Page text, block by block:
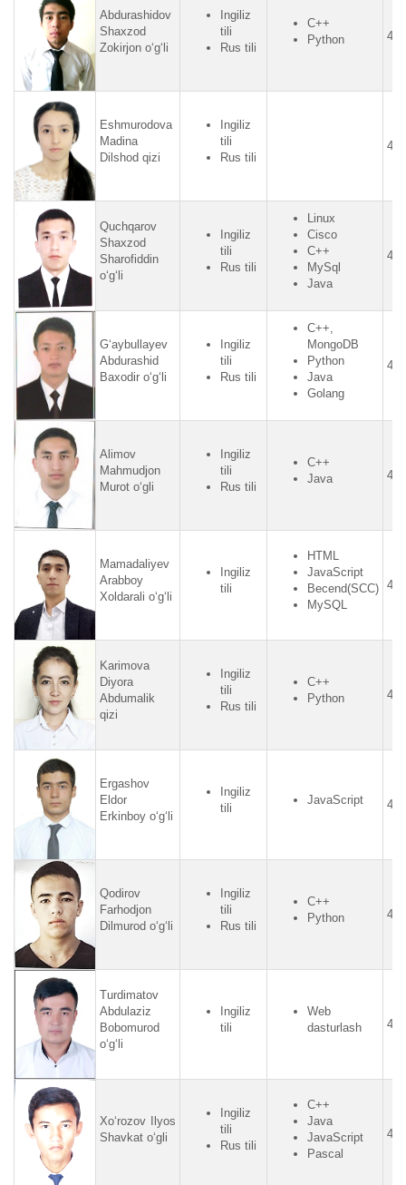
Abdurashidov
Shaxzod
Zokirjon o‘g‘li
Ingiliz
tili
Rus tili
C++
Python
Eshmurodova
Madina
Dilshod qizi
Ingiliz
tili
Rus tili
Quchqarov
Shaxzod
Sharofiddin
o‘g‘li
Ingiliz
tili
Rus tili
Linux
Cisco
C++
MySql
Java
G‘aybullayev
Abdurashid
Baxodir o‘g‘li
Ingiliz
tili
Rus tili
C++,
MongoDB
Python
Java
Golang
Alimov
Mahmudjon
Murot o‘gli
Ingiliz
tili
Rus tili
C++
Java
Mamadaliyev
Arabboy
Xoldarali o‘g‘li
Ingiliz
tili
HTML
JavaScript
Becend(SCC)
MySQL
Karimova
Diyora
Abdumalik
qizi
Ingiliz
tili
Rus tili
C++
Python
Ergashov
Eldor
Erkinboy o‘g‘li
Ingiliz
tili
JavaScript
Qodirov
Farhodjon
Dilmurod o‘g‘li
Ingiliz
tili
Rus tili
C++
Python
Turdimatov
Abdulaziz
Bobomurod
o‘g‘li
Ingiliz
tili
Web
dasturlash
Xo‘rozov Ilyos
Shavkat o‘gli
Ingiliz
tili
Rus tili
C++
Java
JavaScript
Pascal